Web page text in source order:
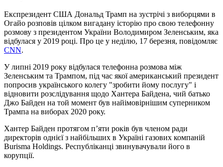
Експрезидент США Дональд Трамп на зустрічі з виборцями в
Огайо розповів цілком вигадану історію про свою телефонну
розмову з президентом України Володимиром Зеленським, яка
відбулася у 2019 році. Про це у неділю, 17 березня, повідомляє
CNN.
У липні 2019 року відбулася телефонна розмова між
Зеленським та Трампом, під час якої американський президент
попросив українського колегу "зробити йому послугу" і
відновити розслідування щодо Хантера Байдена, чий батько
Джо Байден на той момент був найімовірнішим суперником
Трампа на виборах 2020 року.
Хантер Байден протягом п’яти років був членом ради
директорів однієї з найбільших в Україні газових компаній
Burisma Holdings. Республіканці звинувачували його в
корупції.